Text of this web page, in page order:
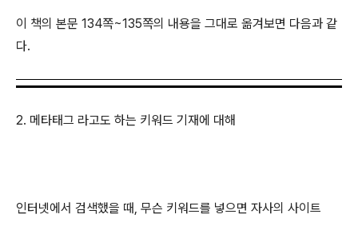
이 책의 본문 134쪽~135쪽의 내용을 그대로 옮겨보면 다음과 같
다.
2. 메타태그 라고도 하는 키워드 기재에 대해
인터넷에서 검색했을 때, 무슨 키워드를 넣으면 자사의 사이트